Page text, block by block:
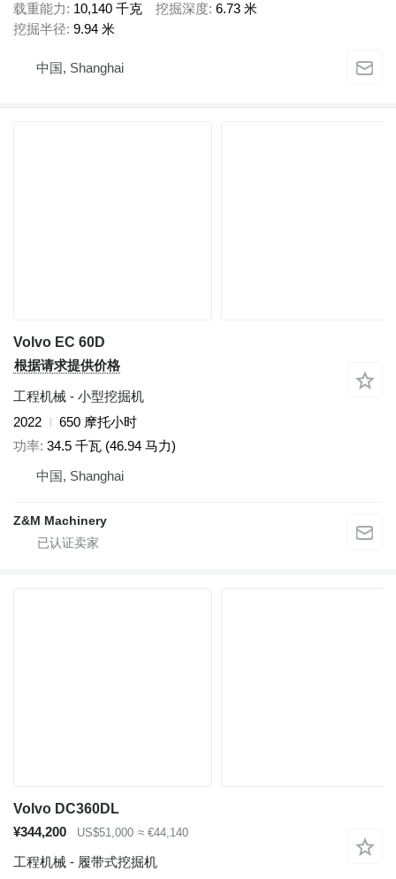
载重能力
10,140 千克 挖掘深度 6.73 米
挖掘半径 9.94 米
中国, Shanghai
Volvo EC 60D
根据请求提供价格
工程机械 - 小型挖掘机
2022
650 摩托小时
功率 34.5 千瓦 (46.94 马力)
中国, Shanghai
Z&M Machinery
Volvo DC360DL
¥344,200
US$51,000 ≈ €44,140
工程机械 - 履带式挖掘机